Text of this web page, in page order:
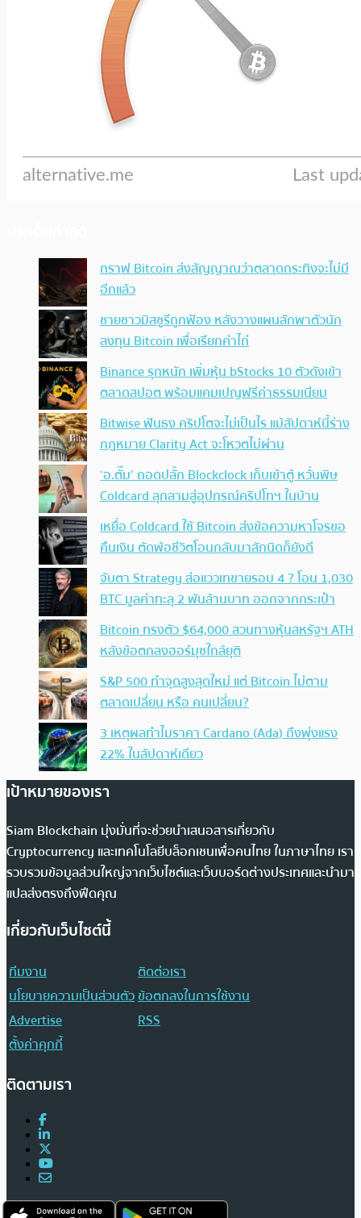
กราฟ Bitcoin ส่งสัญญาณว่าตลาดกระทิงจะไม่มี
อีกแล้ว
ชายชาวมิสซูรีถูกฟ้อง หลังวางแผนลักพาตัวนัก
ลงทุน Bitcoin เพื่อเรียกค่าไถ่
Binance รุกหนัก เพิ่มหุ้น bStocks 10 ตัวดังเข้า
ตลาดสปอต พร้อมแคมเปญฟรีค่าธรรมเนียม
Bitwise ฟันธง คริปโตจะไม่เป็นไร แม้สัปดาห์นี้ร่าง
กฎหมาย Clarity Act จะโหวตไม่ผ่าน
‘อ.ตั๊ม’ ถอดปลั้ก Blockclock เก็บเข้าตู้ หวั่นพิษ
Coldcard ลุกลามสู่อุปกรณ์คริปโทฯ ในบ้าน
เหยื่อ Coldcard ใช้ Bitcoin ส่งข้อความหาโจรขอ
คืนเงิน ตัดพ้อชีวิตโอนกลับมาสักนิดก็ยังดี
จับตา Strategy ส่อแววเทขายรอบ 4 ? โอน 1,030
BTC มูลค่าทะลุ 2 พันล้านบาท ออกจากกระเป๋า
Bitcoin ทรงตัว $64,000 สวนทางหุ้นสหรัฐฯ ATH
หลังข้อตกลงฮอร์มุซใกล้ยุติ
S&P 500 ทำจุดสูงสุดใหม่ แต่ Bitcoin ไม่ตาม
ตลาดเปลี่ยน หรือ คนเปลี่ยน?
3 เหตุผลทำไมราคา Cardano (Ada) ถึงพุ่งแรง
22% ในสัปดาห์เดียว
เป้าหมายของเรา
Siam Blockchain มุ่งมั่นที่จะช่วยนำเสนอสารเกี่ยวกับ
Cryptocurrency และเทคโนโลยีบล็อกเชนเพื่อคนไทย ในภาษาไทย เรา
รวบรวมข้อมูลส่วนใหญ่จากเว็บไซต์และเว็บบอร์ดต่างประเทศและนำมา
แปลส่งตรงถึงฟีดคุณ
เกี่ยวกับเว็บไซต์นี้
ทีมงาน
ติดต่อเรา
นโยบายความเป็นส่วนตัวข้อตกลงในการใช้งาน
Advertise
RSS
ตั้งค่าคุกกี้
ติดตามเรา